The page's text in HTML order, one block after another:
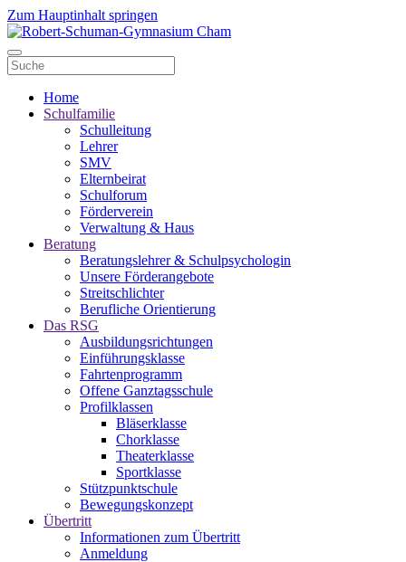
Zum Hauptinhalt springen
Home
Schulfamilie
Schulleitung
Lehrer
SMV
Elternbeirat
Schulforum
Förderverein
Verwaltung & Haus
Beratung
Beratungslehrer & Schulpsychologin
Unsere Förderangebote
Streitschlichter
Berufliche Orientierung
Das RSG
Ausbildungsrichtungen
Einführungsklasse
Fahrtenprogramm
Offene Ganztagsschule
Profilklassen
Bläserklasse
Chorklasse
Theaterklasse
Sportklasse
Stützpunktschule
Bewegungskonzept
Übertritt
Informationen zum Übertritt
Anmeldung